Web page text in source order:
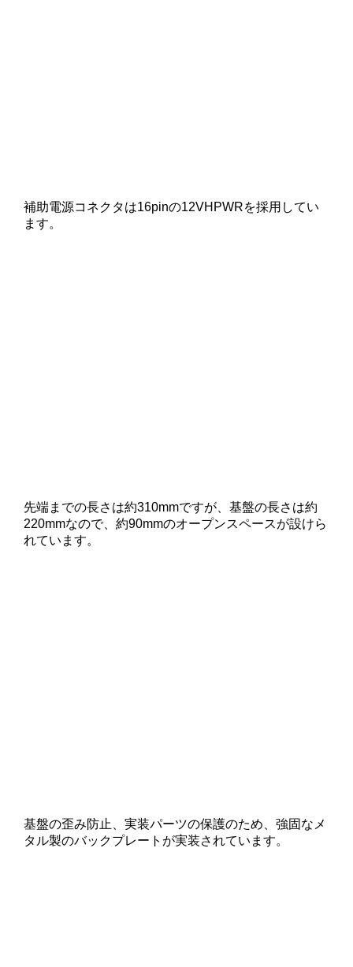
補助電源コネクタは16pinの12VHPWRを採用してい
ます。
先端までの長さは約310mmですが、基盤の長さは約
220mmなので、約90mmのオープンスペースが設けら
れています。
基盤の歪み防止、実装パーツの保護のため、強固なメ
タル製のバックプレートが実装されています。